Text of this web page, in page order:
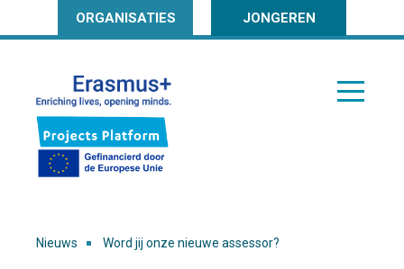
ORGANISATIES JONGEREN
Nieuws Word jij onze nieuwe assessor?